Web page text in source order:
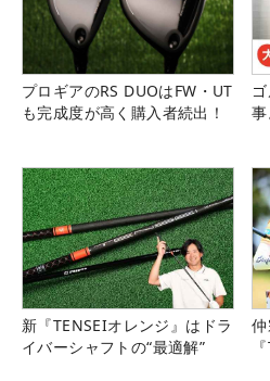
プロギアのRS DUOはFW・UT
も完成度が高く購入者続出！
新『TENSEIオレンジ』はドラ
イバーシャフトの“最適解”